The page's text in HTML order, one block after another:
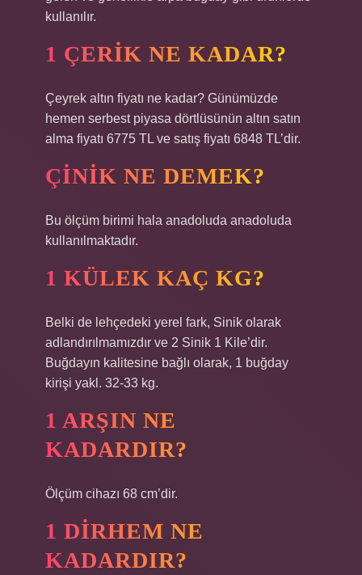
kullanılır.
1 ÇERIK NE KADAR?
Çeyrek altın fiyatı ne kadar? Günümüzde
hemen serbest piyasa dörtlüsünün altın satın
alma fiyatı 6775 TL ve satış fiyatı 6848 TL’dir.
ÇINIK NE DEMEK?
Bu ölçüm birimi hala anadoluda anadoluda
kullanılmaktadır.
1 KÜLEK KAÇ KG?
Belki de lehçedeki yerel fark, Sinik olarak
adlandırılmamızdır ve 2 Sinik 1 Kile’dir.
Buğdayın kalitesine bağlı olarak, 1 buğday
kirişi yakl. 32-33 kg.
1 ARŞIN NE
KADARDIR?
Ölçüm cihazı 68 cm’dir.
1 DIRHEM NE
KADARDIR?